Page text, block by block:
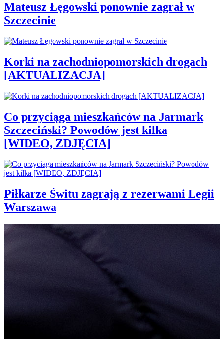
Mateusz Łęgowski ponownie zagrał w
Szczecinie
Korki na zachodniopomorskich drogach
[AKTUALIZACJA]
Co przyciąga mieszkańców na Jarmark
Szczeciński? Powodów jest kilka
[WIDEO, ZDJĘCIA]
Piłkarze Świtu zagrają z rezerwami Legii
Warszawa